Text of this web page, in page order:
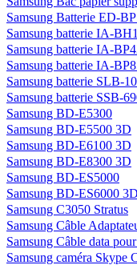
Samsung Batterie ED-
Samsung batterie IA-
Samsung batterie IA-
Samsung batterie IA-
Samsung batterie SLB-
Samsung batterie SSB-
Samsung BD-E5300
Samsung BD-E5500 3D
Samsung BD-E6100 3D
Samsung BD-E8300 3D
Samsung BD-ES5000
Samsung BD-ES6000 3D
Samsung C3050 Stratus
Samsung Câble
Samsung Câble data
Samsung caméra Skype